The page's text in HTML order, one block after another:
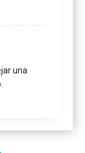
una